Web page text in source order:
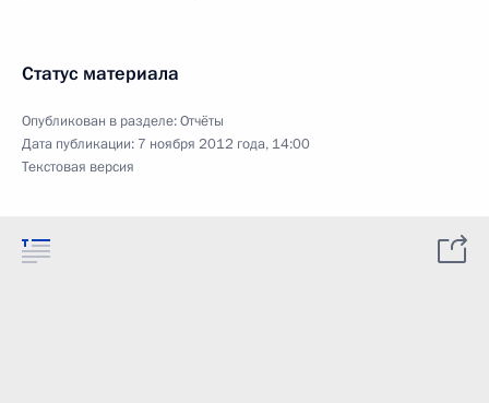
Статус материала
Опубликован в разделе:Отчёты
Дата публикации: 7 ноября 2012 года, 14:00
Текстовая версия